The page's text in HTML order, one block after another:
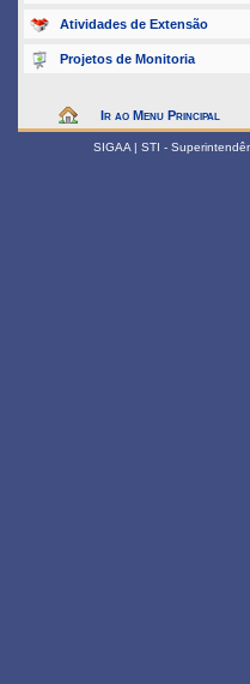
Atividades de Extensão
Projetos de Monitoria
Ir ao Menu Principal
SIGAA | STI -